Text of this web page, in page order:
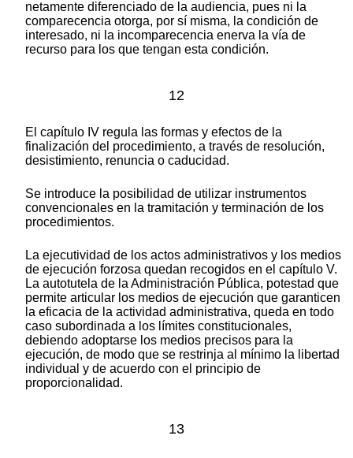
netamente diferenciado de la audiencia, pues ni la
comparecencia otorga, por sí misma, la condición de
interesado, ni la incomparecencia enerva la vía de
recurso para los que tengan esta condición.
12
El capítulo IV regula las formas y efectos de la
finalización del procedimiento, a través de resolución,
desistimiento, renuncia o caducidad.
Se introduce la posibilidad de utilizar instrumentos
convencionales en la tramitación y terminación de los
procedimientos.
La ejecutividad de los actos administrativos y los medios
de ejecución forzosa quedan recogidos en el capítulo V.
La autotutela de la Administración Pública, potestad que
permite articular los medios de ejecución que garanticen
la eficacia de la actividad administrativa, queda en todo
caso subordinada a los límites constitucionales,
debiendo adoptarse los medios precisos para la
ejecución, de modo que se restrinja al mínimo la libertad
individual y de acuerdo con el principio de
proporcionalidad.
13